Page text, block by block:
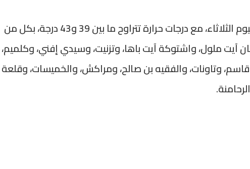
وارتقبت المديرية تسجيل طقس حار، اليوم الثلاثاء، مع درجات حرارة تتراوح ما بين 39 و43 درجة، بكل من
آيت ملول، واشتوكة آيت باها، وتزنيت، وسيدي إفني، وكلميم،
وتاونات، والفقيه بن صالح، ومراكش، والخميسات، وقلعة